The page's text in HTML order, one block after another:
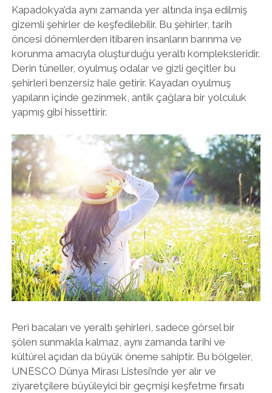
Kapadokya’da aynı zamanda yer altında inşa edilmiş
gizemli şehirler de keşfedilebilir. Bu şehirler, tarih
öncesi dönemlerden itibaren insanların barınma ve
korunma amacıyla oluşturduğu yeraltı kompleksleridir.
Derin tüneller, oyulmuş odalar ve gizli geçitler bu
şehirleri benzersiz hale getirir. Kayadan oyulmuş
yapıların içinde gezinmek, antik çağlara bir yolculuk
yapmış gibi hissettirir.
Peri bacaları ve yeraltı şehirleri, sadece görsel bir
şölen sunmakla kalmaz, aynı zamanda tarihi ve
kültürel açıdan da büyük öneme sahiptir. Bu bölgeler,
UNESCO Dünya Mirası Listesi’nde yer alır ve
ziyaretçilere büyüleyici bir geçmişi keşfetme fırsatı